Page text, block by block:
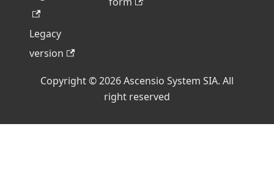
Legacy
version
Copyright © 2026 Ascensio System SIA. All
right reserved